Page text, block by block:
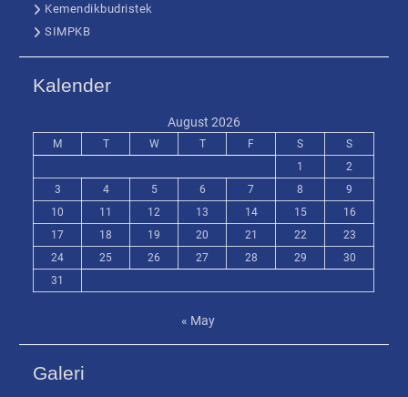
Kemendikbudristek
SIMPKB
Kalender
August 2026
M T W T F S
S
1
2
3
4 5 6 7 8
9
10
11 12 13 14 15
16
17
18 19 20 21 22
23
24
25 26 27 28 29
30
31
« May
Galeri